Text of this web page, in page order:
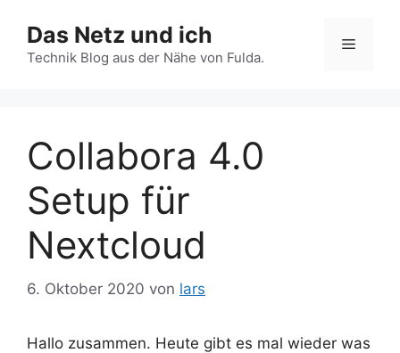
Inhalt
springen
Das Netz und ich
Technik Blog aus der Nähe von Fulda.
Menü
Collabora 4.0
Setup für
Nextcloud
6. Oktober 2020 von lars
Hallo zusammen. Heute gibt es mal wieder was